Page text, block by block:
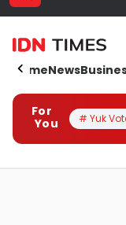
HomeNews
For
You
# Yuk